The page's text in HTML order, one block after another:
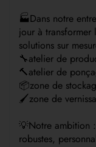
🏭Dans notre
jour à transformer
solutions sur
🔧atelier de
🔨atelier de
📦zone de
🖌️zone de
💡Notre ambition
robustes,